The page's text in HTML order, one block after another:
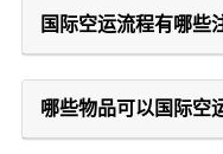
国际空运流程有哪些
哪些物品可以国际空